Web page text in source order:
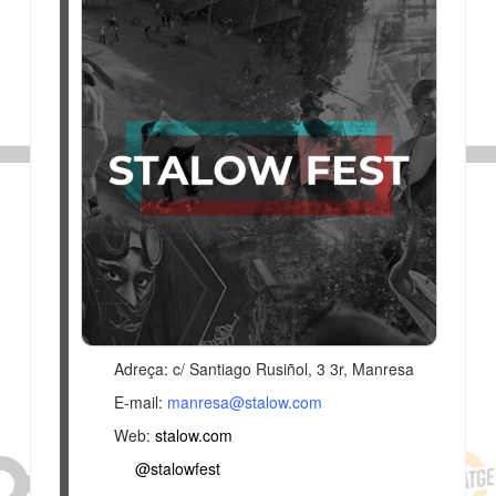
Adreça: c/ Santiago Rusiñol, 3 3r, Manresa
E-mail: manresa@stalow.com
Web: stalow.com
@stalowfest